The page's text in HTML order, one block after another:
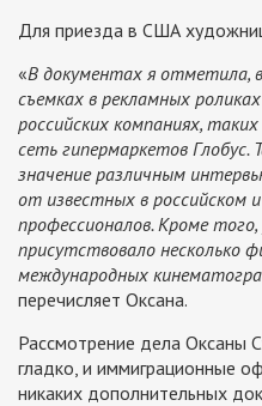
Для приезда в США
«В документах я отметила,
съемках в рекламных
российских компаниях,
сеть гипермаркетов Глобус.
значение различным
от известных в российском
профессионалов. Кроме
присутствовало несколько
международных
перечисляет Оксана.
Рассмотрение дела Оксаны
гладко, и иммиграционные
никаких дополнительных